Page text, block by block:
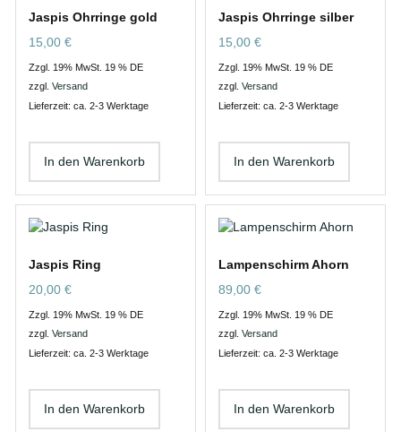
Jaspis Ohrringe gold
15,00 €
Zzgl. 19% MwSt. 19 % DE
zzgl. Versand
Lieferzeit: ca. 2-3 Werktage
In den Warenkorb
Jaspis Ohrringe silber
15,00 €
Zzgl. 19% MwSt. 19 % DE
zzgl. Versand
Lieferzeit: ca. 2-3 Werktage
In den Warenkorb
Jaspis Ring
20,00 €
Zzgl. 19% MwSt. 19 % DE
zzgl. Versand
Lieferzeit: ca. 2-3 Werktage
In den Warenkorb
Lampenschirm Ahorn
89,00 €
Zzgl. 19% MwSt. 19 % DE
zzgl. Versand
Lieferzeit: ca. 2-3 Werktage
In den Warenkorb